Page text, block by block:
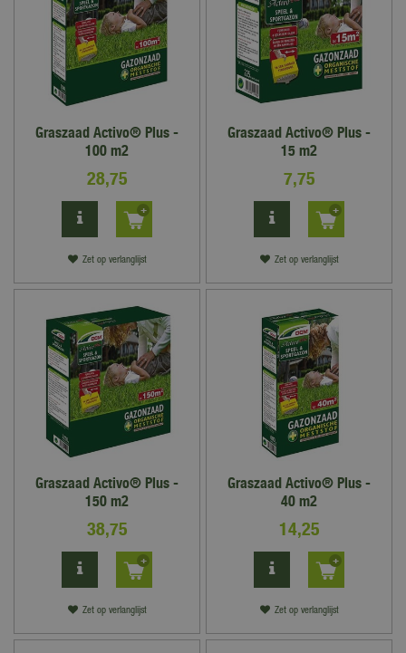
Graszaad Activo® Plus -
100 m2
28,75
Zet op verlanglijst
Graszaad Activo® Plus -
15 m2
7,75
Zet op verlanglijst
Graszaad Activo® Plus -
150 m2
38,75
Zet op verlanglijst
Graszaad Activo® Plus -
40 m2
14,25
Zet op verlanglijst